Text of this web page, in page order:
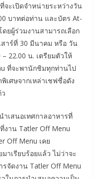
จะเปิดจำหน่ายระหว่างวัน
บาทต่อท่าน และบัตร At-
ยผู้ร่วมงานสามารถเลือก
สาร์ที่ 30 มีนาคม หรือ วัน
22.00 น. เตรียมตัวให้
ที่จะพานักชิมทุกท่านไป
เศษจากเหล่าเชฟชื่อดัง
ำเสนอเทศกาลอาหารที่
งาน Tatler Off Menu
Off Menu เคย
าเรียบร้อยแล้ว ไม่ว่าจะ
จัดงาน Tatler Off Menu